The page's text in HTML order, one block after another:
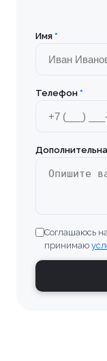
Имя *
Телефон *
Соглашаюсь
принимаю